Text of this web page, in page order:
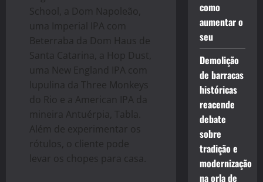
School, a Dom Napoleão,
uma Imperial IPA com
Beterraba da Dom Haus de
Santa Catarina, a Hop Dust,
uma New England IPA com
lupulina da Three Monkeys
do Rio e a American IPA da
mineira Antuérpia, Tabla.
Além de experimentar os
rótulos, o cliente pode
levar os chopes para casa.
como
aumentar o
seu
Demolição
de barracas
históricas
reacende
debate
sobre
tradição e
modernização
na orla de